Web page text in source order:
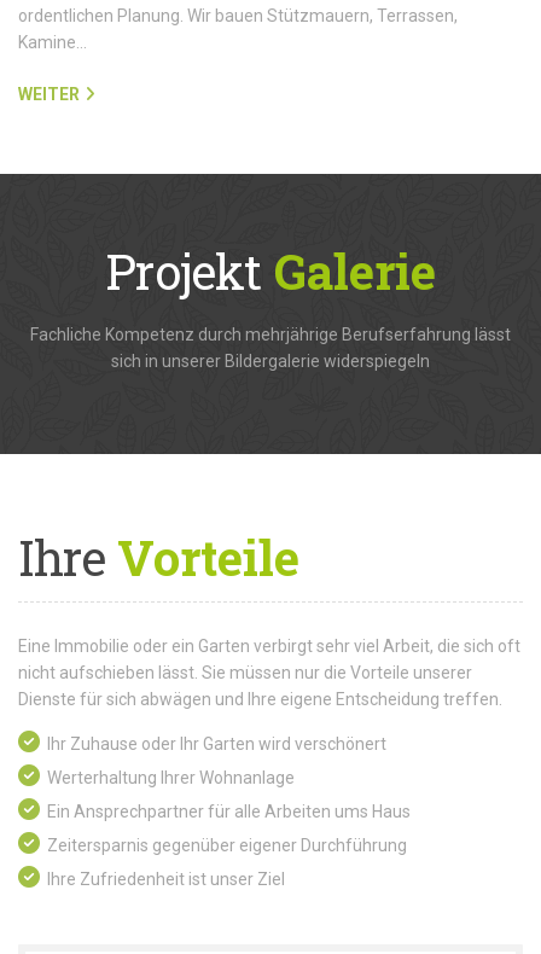
ordentlichen Planung. Wir bauen Stützmauern, Terrassen,
Kamine…
WEITER
Projekt Galerie
Fachliche Kompetenz durch mehrjährige Berufserfahrung lässt
sich in unserer Bildergalerie widerspiegeln
IhreVorteile
Eine Immobilie oder ein Garten verbirgt sehr viel Arbeit, die sich oft
nicht aufschieben lässt. Sie müssen nur die Vorteile unserer
Dienste für sich abwägen und Ihre eigene Entscheidung treffen.
Ihr Zuhause oder Ihr Garten wird verschönert
Werterhaltung Ihrer Wohnanlage
Ein Ansprechpartner für alle Arbeiten ums Haus
Zeitersparnis gegenüber eigener Durchführung
Ihre Zufriedenheit ist unser Ziel